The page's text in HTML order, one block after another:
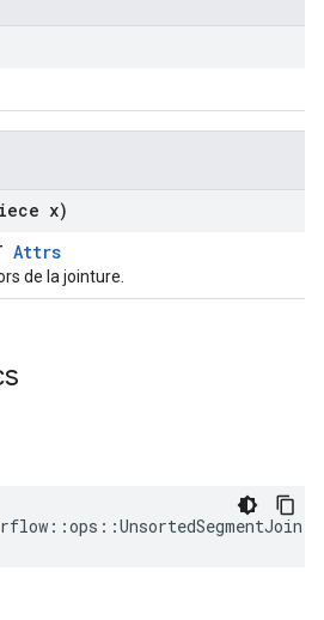
x)
Attrs
de la jointure.